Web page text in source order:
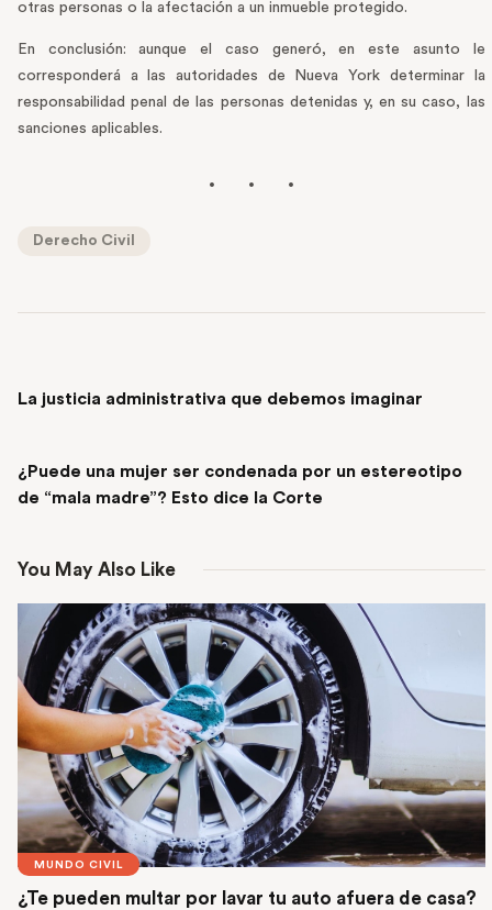
otras personas o la afectación a un inmueble protegido.
En conclusión: aunque el caso generó, en este asunto le
corresponderá a las autoridades de Nueva York determinar la
responsabilidad penal de las personas detenidas y, en su caso, las
sanciones aplicables.
Derecho Civil
La justicia administrativa que debemos imaginar
¿Puede una mujer ser condenada por un estereotipo
de “mala madre”? Esto dice la Corte
You May Also Like
MUNDO CIVIL
¿Te pueden multar por lavar tu auto afuera de casa?